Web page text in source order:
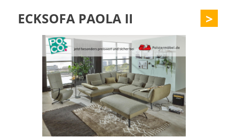
ECKSOFA PAOLA II >